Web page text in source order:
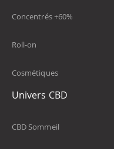
Concentrés +60%
Roll-on
Cosmétiques
Univers CBD
CBD Sommeil